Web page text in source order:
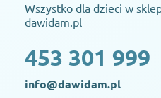
Wszystko dla dzieci w
dawidam.pl
453 301 999
info@dawidam.pl